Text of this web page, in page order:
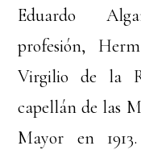
Eduardo
profesión,
Virgilio de la
capellán de las
Mayor en